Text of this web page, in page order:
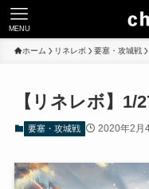
MENU
ホーム リネレボ 要塞・攻城戦
【リネレボ】
要塞・攻城戦 2020年2月